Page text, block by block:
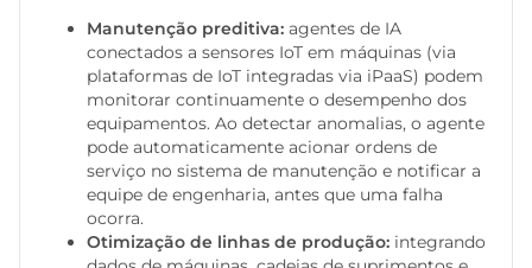
Manutenção preditiva: agentes de IA
conectados a sensores IoT em máquinas (via
plataformas de IoT integradas via iPaaS) podem
monitorar continuamente o desempenho dos
equipamentos. Ao detectar anomalias, o agente
pode automaticamente acionar ordens de
serviço no sistema de manutenção e notificar a
equipe de engenharia, antes que uma falha
ocorra.
Otimização de linhas de produção: integrando